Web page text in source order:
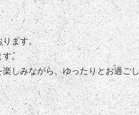
ます。
。
しみながら、ゆったりとお過ごし